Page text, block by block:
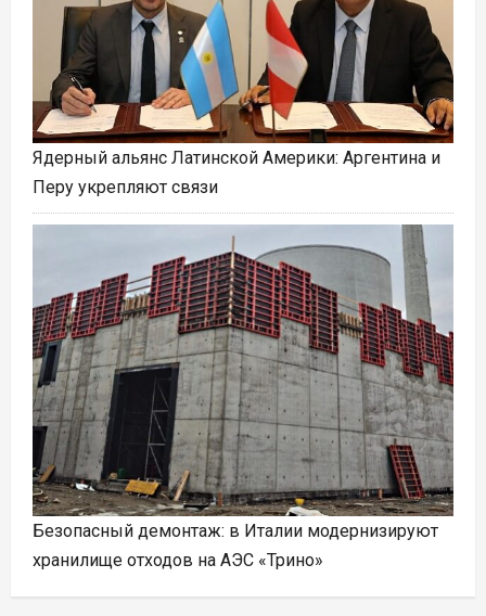
Ядерный альянс Латинской Америки: Аргентина и
Перу укрепляют связи
Безопасный демонтаж: в Италии модернизируют
хранилище отходов на АЭС «Трино»